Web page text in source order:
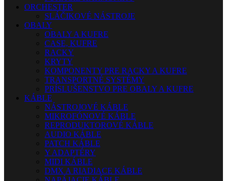
ORCHESTER
SLÁČIKOVÉ NÁSTROJE
OBALY
OBALY A KUFRE
CASE, KUFRE
RACKY
KRYTY
KOMPONENTY PRE RACKY A KUFRE
TRANSPORTNÉ SYSTÉMY
PRÍSLUŠENSTVO PRE OBALY A KUFRE
KÁBLE
NÁSTROJOVÉ KÁBLE
MIKROFÓNOVÉ KÁBLE
REPRODUKTOROVÉ KÁBLE
AUDIO KÁBLE
PATCH KÁBLE
Y ADAPTÉRY
MIDI KÁBLE
DMX A RIADIACE KÁBLE